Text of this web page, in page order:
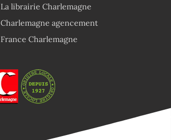
La librairie Charlemagne
Charlemagne agencement
France Charlemagne